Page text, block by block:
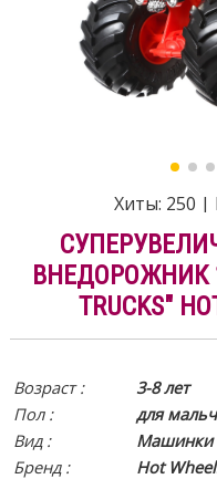
Хиты: 250 |
ВНЕДОРОЖНИК
TRUCKS"
Возраст :
3-8 лет
Пол :
для
Вид :
Машинки
Бренд :
Hot